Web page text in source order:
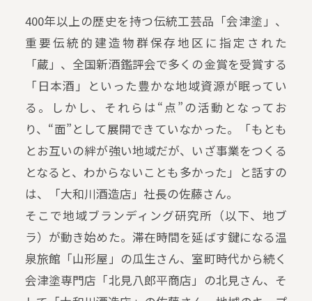
400年以上の歴史を持つ伝統工芸品「会津塗」、
重要伝統的建造物群保存地区に指定された
「蔵」、全国新酒鑑評会で多くの金賞を受賞する
「日本酒」といった豊かな地域資源が眠ってい
る。しかし、それらは“点”の活動となってお
り、“面”として展開できていなかった。「もとも
とお互いの絆が強い地域だが、いざ事業をつくる
となると、わからないことも多かった」と話すの
は、「大和川酒造店」社長の佐藤さん。
そこで地域ブランディング研究所（以下、地ブ
ラ）が動き始めた。滞在時間を延ばす鍵になる温
泉旅館「山形屋」の瓜生さん、室町時代から続く
会津塗専門店「北見八郎平商店」の北見さん、そ